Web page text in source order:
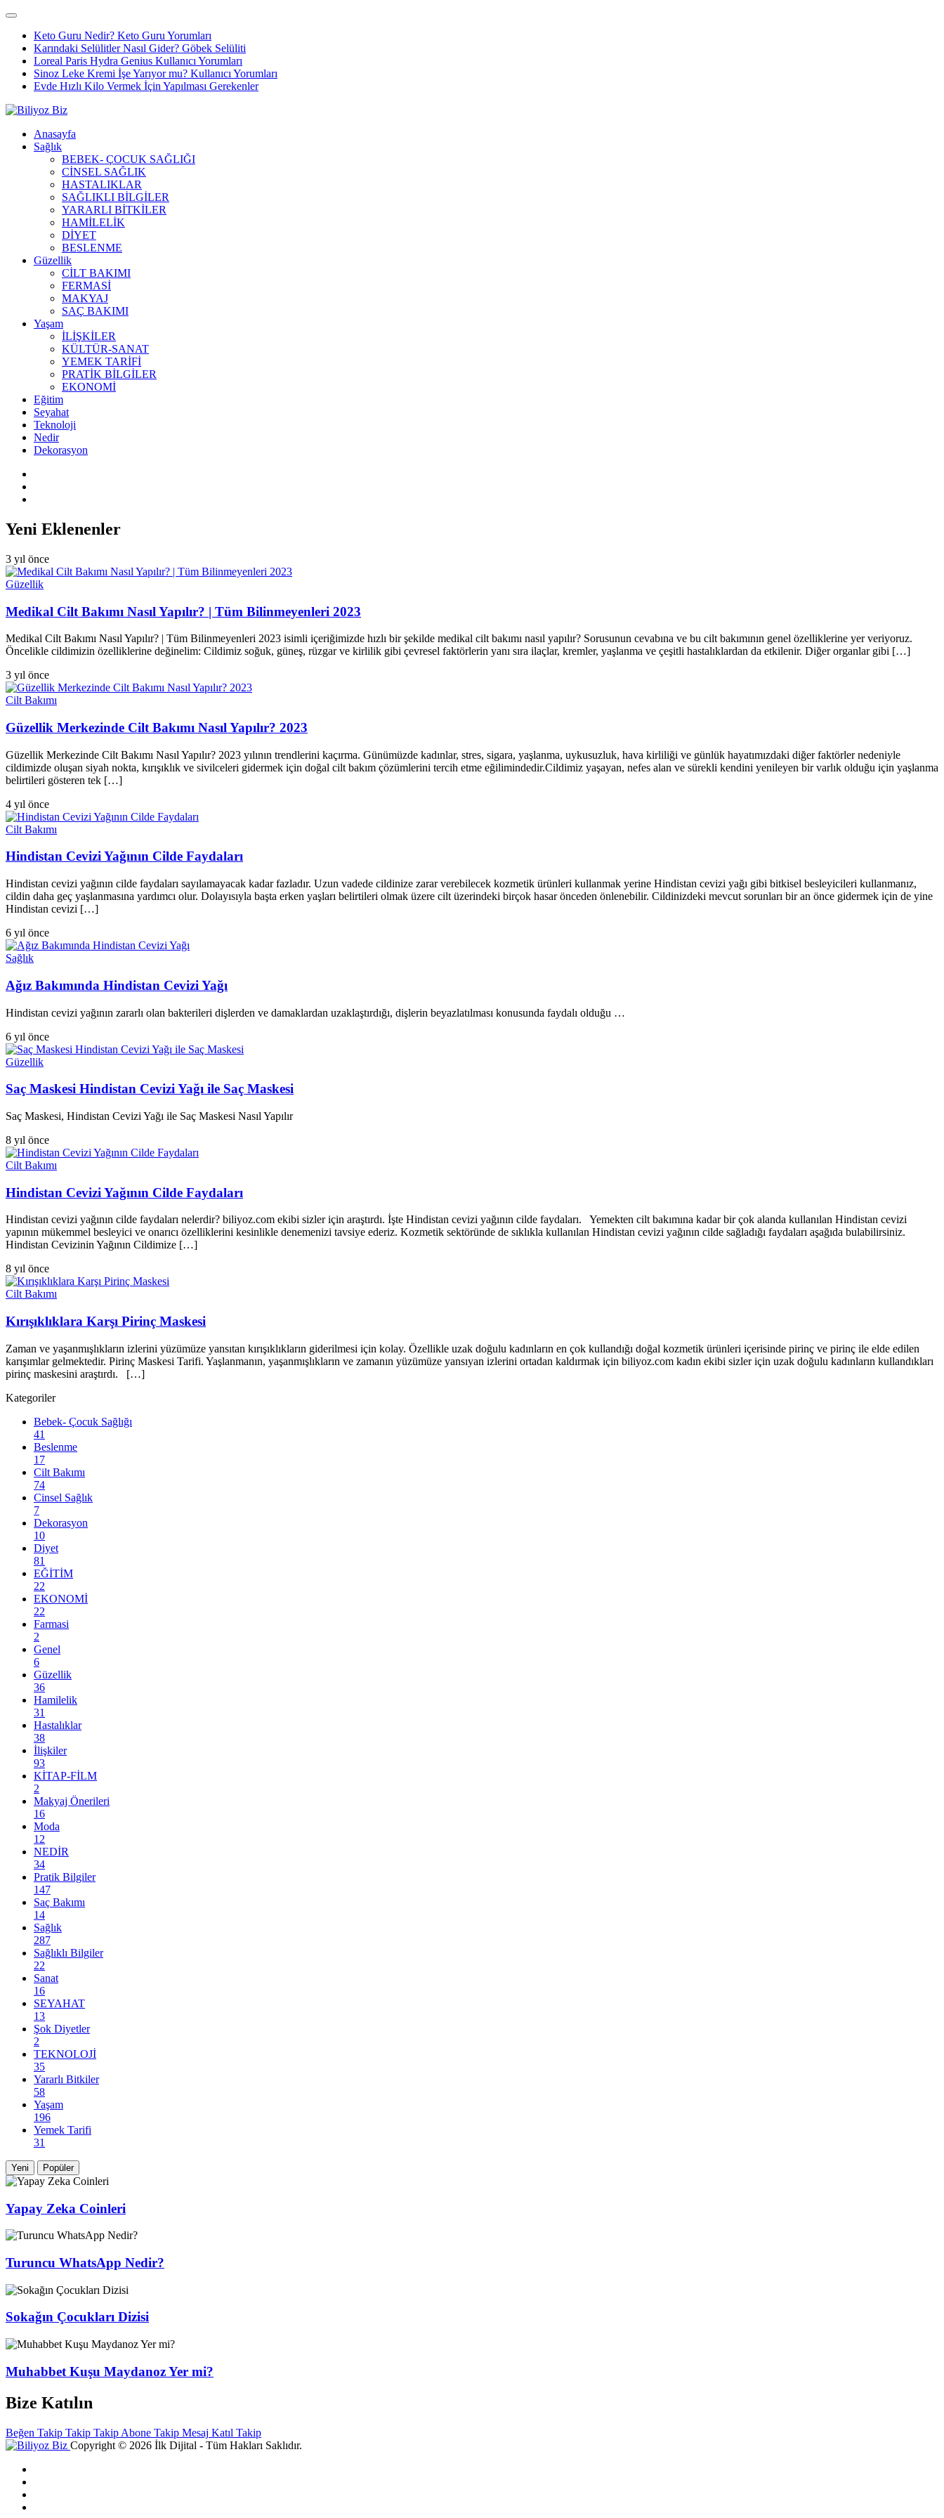
Keto Guru Nedir? Keto Guru Yorumları
Karındaki Selülitler Nasıl Gider? Göbek Selüliti
Loreal Paris Hydra Genius Kullanıcı Yorumları
Sinoz Leke Kremi İşe Yarıyor mu? Kullanıcı Yorumları
Evde Hızlı Kilo Vermek İçin Yapılması Gerekenler
Anasayfa
Sağlık
BEBEK- ÇOCUK SAĞLIĞI
CİNSEL SAĞLIK
HASTALIKLAR
SAĞLIKLI BİLGİLER
YARARLI BİTKİLER
HAMİLELİK
DİYET
BESLENME
Güzellik
CİLT BAKIMI
FERMASİ
MAKYAJ
SAÇ BAKIMI
Yaşam
İLİŞKİLER
KÜLTÜR-SANAT
YEMEK TARİFİ
PRATİK BİLGİLER
EKONOMİ
Eğitim
Seyahat
Teknoloji
Nedir
Dekorasyon
Yeni Eklenenler
3 yıl önce
Güzellik
Medikal Cilt Bakımı Nasıl Yapılır? | Tüm Bilinmeyenleri 2023
Medikal Cilt Bakımı Nasıl Yapılır? | Tüm Bilinmeyenleri 2023 isimli içeriğimizde hızlı bir şekilde medikal cilt bakımı nasıl yapılır? Sorusunun cevabına ve bu cilt bakımının genel özelliklerine yer veriyoruz.
Öncelikle cildimizin özelliklerine değinelim: Cildimiz soğuk, güneş, rüzgar ve kirlilik gibi çevresel faktörlerin yanı sıra ilaçlar, kremler, yaşlanma ve çeşitli hastalıklardan da etkilenir. Diğer organlar gibi […]
3 yıl önce
Cilt Bakımı
Güzellik Merkezinde Cilt Bakımı Nasıl Yapılır? 2023
Güzellik Merkezinde Cilt Bakımı Nasıl Yapılır? 2023 yılının trendlerini kaçırma. Günümüzde kadınlar, stres, sigara, yaşlanma, uykusuzluk, hava kirliliği ve günlük hayatımızdaki diğer faktörler nedeniyle
cildimizde oluşan siyah nokta, kırışıklık ve sivilceleri gidermek için doğal cilt bakım çözümlerini tercih etme eğilimindedir.Cildimiz yaşayan, nefes alan ve sürekli kendini yenileyen bir varlık olduğu için yaşlanma
belirtileri gösteren tek […]
4 yıl önce
Cilt Bakımı
Hindistan Cevizi Yağının Cilde Faydaları
Hindistan cevizi yağının cilde faydaları sayılamayacak kadar fazladır. Uzun vadede cildinize zarar verebilecek kozmetik ürünleri kullanmak yerine Hindistan cevizi yağı gibi bitkisel besleyicileri kullanmanız,
cildin daha geç yaşlanmasına yardımcı olur. Dolayısıyla başta erken yaşları belirtileri olmak üzere cilt üzerindeki birçok hasar önceden önlenebilir. Cildinizdeki mevcut sorunları bir an önce gidermek için de yine
Hindistan cevizi […]
6 yıl önce
Sağlık
Ağız Bakımında Hindistan Cevizi Yağı
Hindistan cevizi yağının zararlı olan bakterileri dişlerden ve damaklardan uzaklaştırdığı, dişlerin beyazlatılması konusunda faydalı olduğu …
6 yıl önce
Güzellik
Saç Maskesi Hindistan Cevizi Yağı ile Saç Maskesi
Saç Maskesi, Hindistan Cevizi Yağı ile Saç Maskesi Nasıl Yapılır
8 yıl önce
Cilt Bakımı
Hindistan Cevizi Yağının Cilde Faydaları
Hindistan cevizi yağının cilde faydaları nelerdir? biliyoz.com ekibi sizler için araştırdı. İşte Hindistan cevizi yağının cilde faydaları. Yemekten cilt bakımına kadar bir çok alanda kullanılan Hindistan cevizi
yapının mükemmel besleyici ve onarıcı özelliklerini kesinlikle denemenizi tavsiye ederiz. Kozmetik sektöründe de sıklıkla kullanılan Hindistan cevizi yağının cilde sağladığı faydaları aşağıda bulabilirsiniz.
Hindistan Cevizinin Yağının Cildimize […]
8 yıl önce
Cilt Bakımı
Kırışıklıklara Karşı Pirinç Maskesi
Zaman ve yaşanmışlıkların izlerini yüzümüze yansıtan kırışıklıkların giderilmesi için kolay. Özellikle uzak doğulu kadınların en çok kullandığı doğal kozmetik ürünleri içerisinde pirinç ve pirinç ile elde edilen
karışımlar gelmektedir. Pirinç Maskesi Tarifi. Yaşlanmanın, yaşanmışlıkların ve zamanın yüzümüze yansıyan izlerini ortadan kaldırmak için biliyoz.com kadın ekibi sizler için uzak doğulu kadınların kullandıkları
pirinç maskesini araştırdı. […]
Kategoriler
Bebek- Çocuk Sağlığı
41
Beslenme
17
Cilt Bakımı
74
Cinsel Sağlık
7
Dekorasyon
10
Diyet
81
EĞİTİM
22
EKONOMİ
22
Farmasi
2
Genel
6
Güzellik
36
Hamilelik
31
Hastalıklar
38
İlişkiler
93
KİTAP-FİLM
2
Makyaj Önerileri
16
Moda
12
NEDİR
34
Pratik Bilgiler
147
Saç Bakımı
14
Sağlık
287
Sağlıklı Bilgiler
22
Sanat
16
SEYAHAT
13
Şok Diyetler
2
TEKNOLOJİ
35
Yararlı Bitkiler
58
Yaşam
196
Yemek Tarifi
31
Yeni Popüler
Yapay Zeka Coinleri
Turuncu WhatsApp Nedir?
Sokağın Çocukları Dizisi
Muhabbet Kuşu Maydanoz Yer mi?
Bize Katılın
Beğen Takip Takip Takip Abone Takip Mesaj Katıl Takip
Copyright © 2026 İlk Dijital - Tüm Hakları Saklıdır.